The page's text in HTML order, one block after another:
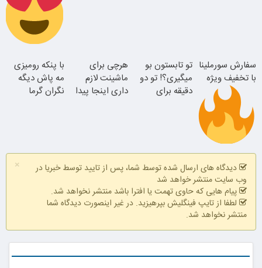
همین الان ببین
با تخفیف ویژه
سفارش سورملینا
با تخفیف ویژه
موجودی
محدود!!!!
تو تابستون بو
میگیری؟! تو دو
دقیقه برای
هرچی برای
ماشینت لازم
داری اینجا پیدا
با پنکه رومیزی
مه پاش دیگه
نگران گرما
×
دیدگاه های ارسال شده توسط شما، پس از تایید توسط خبریا در
وب سایت منتشر خواهد شد
پیام هایی که حاوی تهمت یا افترا باشد منتشر نخواهد شد.
لطفا از تایپ فینگلیش بپرهیزید. در غیر اینصورت دیدگاه شما
منتشر نخواهد شد.